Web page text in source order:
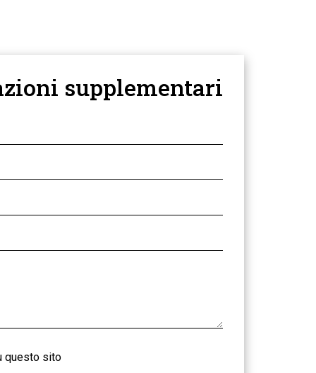
supplementari
questo sito